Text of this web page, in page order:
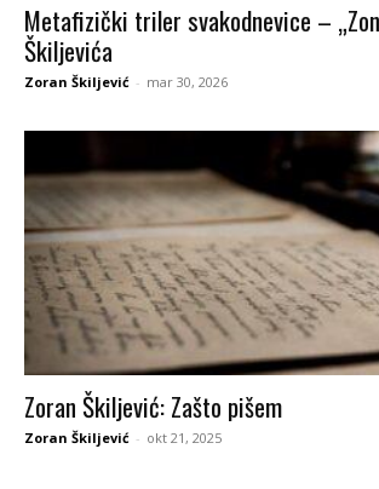
Metafizički triler svakodnevice –
Škiljevića
Zoran Škiljević - mar 30, 2026
Zoran Škiljević: Zašto pišem
Zoran Škiljević - okt 21, 2025